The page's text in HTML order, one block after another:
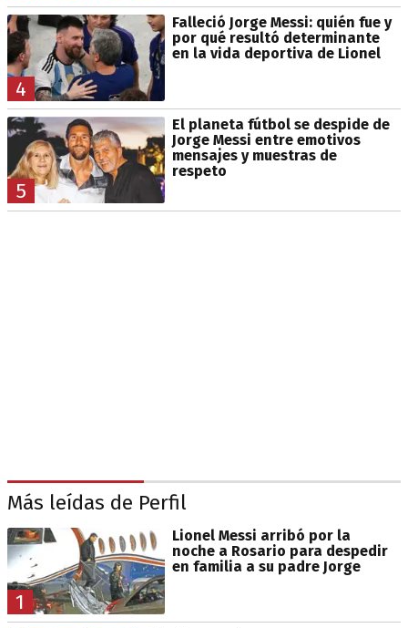
4
Falleció Jorge Messi: quién fue y
por qué resultó determinante
en la vida deportiva de Lionel
5
El planeta fútbol se despide de
Jorge Messi entre emotivos
mensajes y muestras de
respeto
Más leídas de Perfil
1
Lionel Messi arribó por la
noche a Rosario para despedir
en familia a su padre Jorge